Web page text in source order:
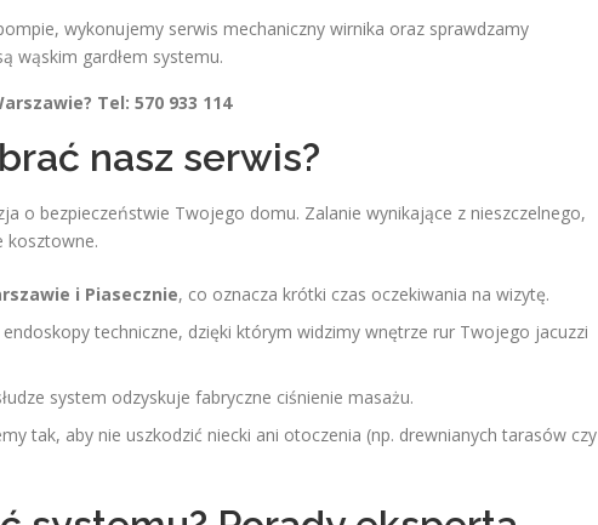
wykonujemy serwis mechaniczny wirnika oraz sprawdzamy
wąskim gardłem systemu.
Tel: 570 933 114
nasz serwis?
o bezpieczeństwie Twojego domu. Zalanie wynikające z nieszczelnego,
kosztowne.
i Piasecznie, co oznacza krótki czas oczekiwania na wizytę.
techniczne, dzięki którym widzimy wnętrze rur Twojego jacuzzi
system odzyskuje fabryczne ciśnienie masażu.
tak, aby nie uszkodzić niecki ani otoczenia (np. drewnianych tarasów czy